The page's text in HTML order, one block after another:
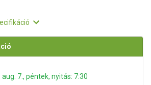
7., péntek, nyitás: 7:30